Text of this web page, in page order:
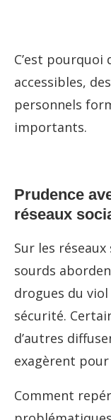
C’est pourquoi
accessibles,
personnels
importants.
Prudence
réseaux
Sur les
sourds
drogues du
sécurité.
d’autres
exagèrent
Comment